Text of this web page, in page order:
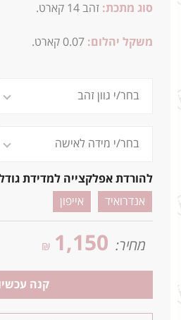
סוג מתכת: זהב 14 קארט.
משקל יהלום: 0.07 קארט.
להורדת אפלקצייה למדידת
אנדרואיד
אייפון
מחיר: 1,150
₪
קנה